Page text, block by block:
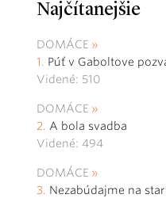
Najčítanejšie
DOMÁCE
Púť v Gaboltove
Videné: 510
DOMÁCE
A bola svadba
Videné: 494
DOMÁCE
Nezabúdajme na